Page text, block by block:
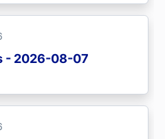
- 2026-08-07